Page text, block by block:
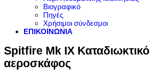
Βιογραφικό
Πηγές
Χρήσιμοι σύνδεσμοι
ΕΠΙΚΟΙΝΩΝΙΑ
Spitfire Mk IX Καταδιωκτικό
αεροσκάφος